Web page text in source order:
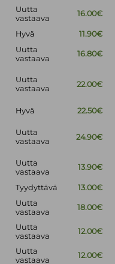
Uutta
vastaava
16.00€
Hyvä 11.90€
Uutta
vastaava
16.80€
Uutta
vastaava
22.00€
Hyvä
22.50€
Uutta
vastaava
24.90€
Uutta
vastaava
13.90€
Tyydyttävä 13.00€
Uutta
vastaava
18.00€
Uutta
vastaava
12.00€
Uutta
vastaava
12.00€